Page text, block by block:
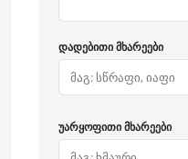
დადებითი მხარეები
უარყოფითი მხარეები